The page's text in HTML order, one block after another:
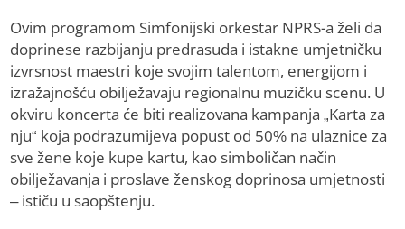
Ovim programom Simfonijski orkestar NPRS-a želi da
doprinese razbijanju predrasuda i istakne umjetničku
izvrsnost maestri koje svojim talentom, energijom i
izražajnošću obilježavaju regionalnu muzičku scenu. U
okviru koncerta će biti realizovana kampanja „Karta za
nju“ koja podrazumijeva popust od 50% na ulaznice za
sve žene koje kupe kartu, kao simboličan način
obilježavanja i proslave ženskog doprinosa umjetnosti
– ističu u saopštenju.